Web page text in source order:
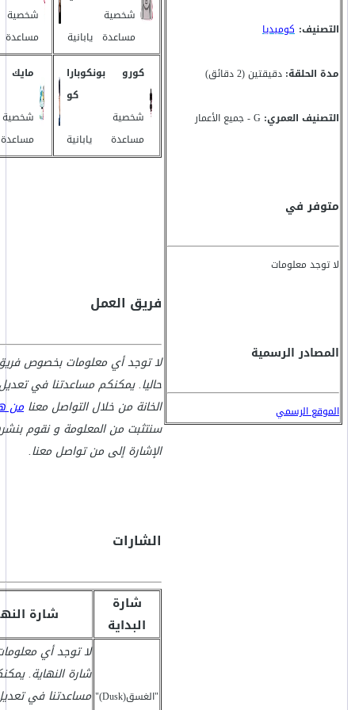
التصنيف: كوميديا
مدة الحلقة: دقيقتين (2 دقائق)
التصنيف العمري: G - جميع الأعمار
متوفر في
لا توجد معلومات
المصادر الرسمية
الموقع الرسمي
شخصية
مساعدة يابانية
شخصية
مساعدة
كورو
شخصية
مساعدة
بونكوبارا
كو
يابانية
مايك
شخصية
مساعدة
فريق العمل
لا توجد أي معلومات بخصوص
حاليا. يمكنكم مساعدتنا في
الخانة من خلال التواصل معنامن
سنتثبت من المعلومة و نقوم
الإشارة إلى من تواصل معنا.
الشارات
شارة
البداية
شارة
"الغسق(Dusk)"
لا توجد أي
شارة النهاية.
مساعدتنا في